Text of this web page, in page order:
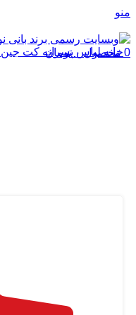
منو
0 محصول ۰ تومان خانهلباس پسرانه کت جین